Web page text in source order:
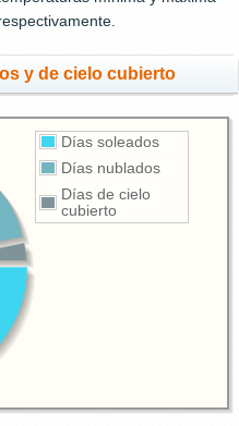
y de cielo cubierto
Días soleados
Días nublados
Días de cielo
cubierto